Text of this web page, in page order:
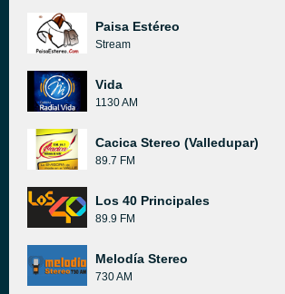
Paisa Estéreo
Stream
Vida
1130 AM
Cacica Stereo (Valledupar)
89.7 FM
Los 40 Principales
89.9 FM
Melodía Stereo
730 AM